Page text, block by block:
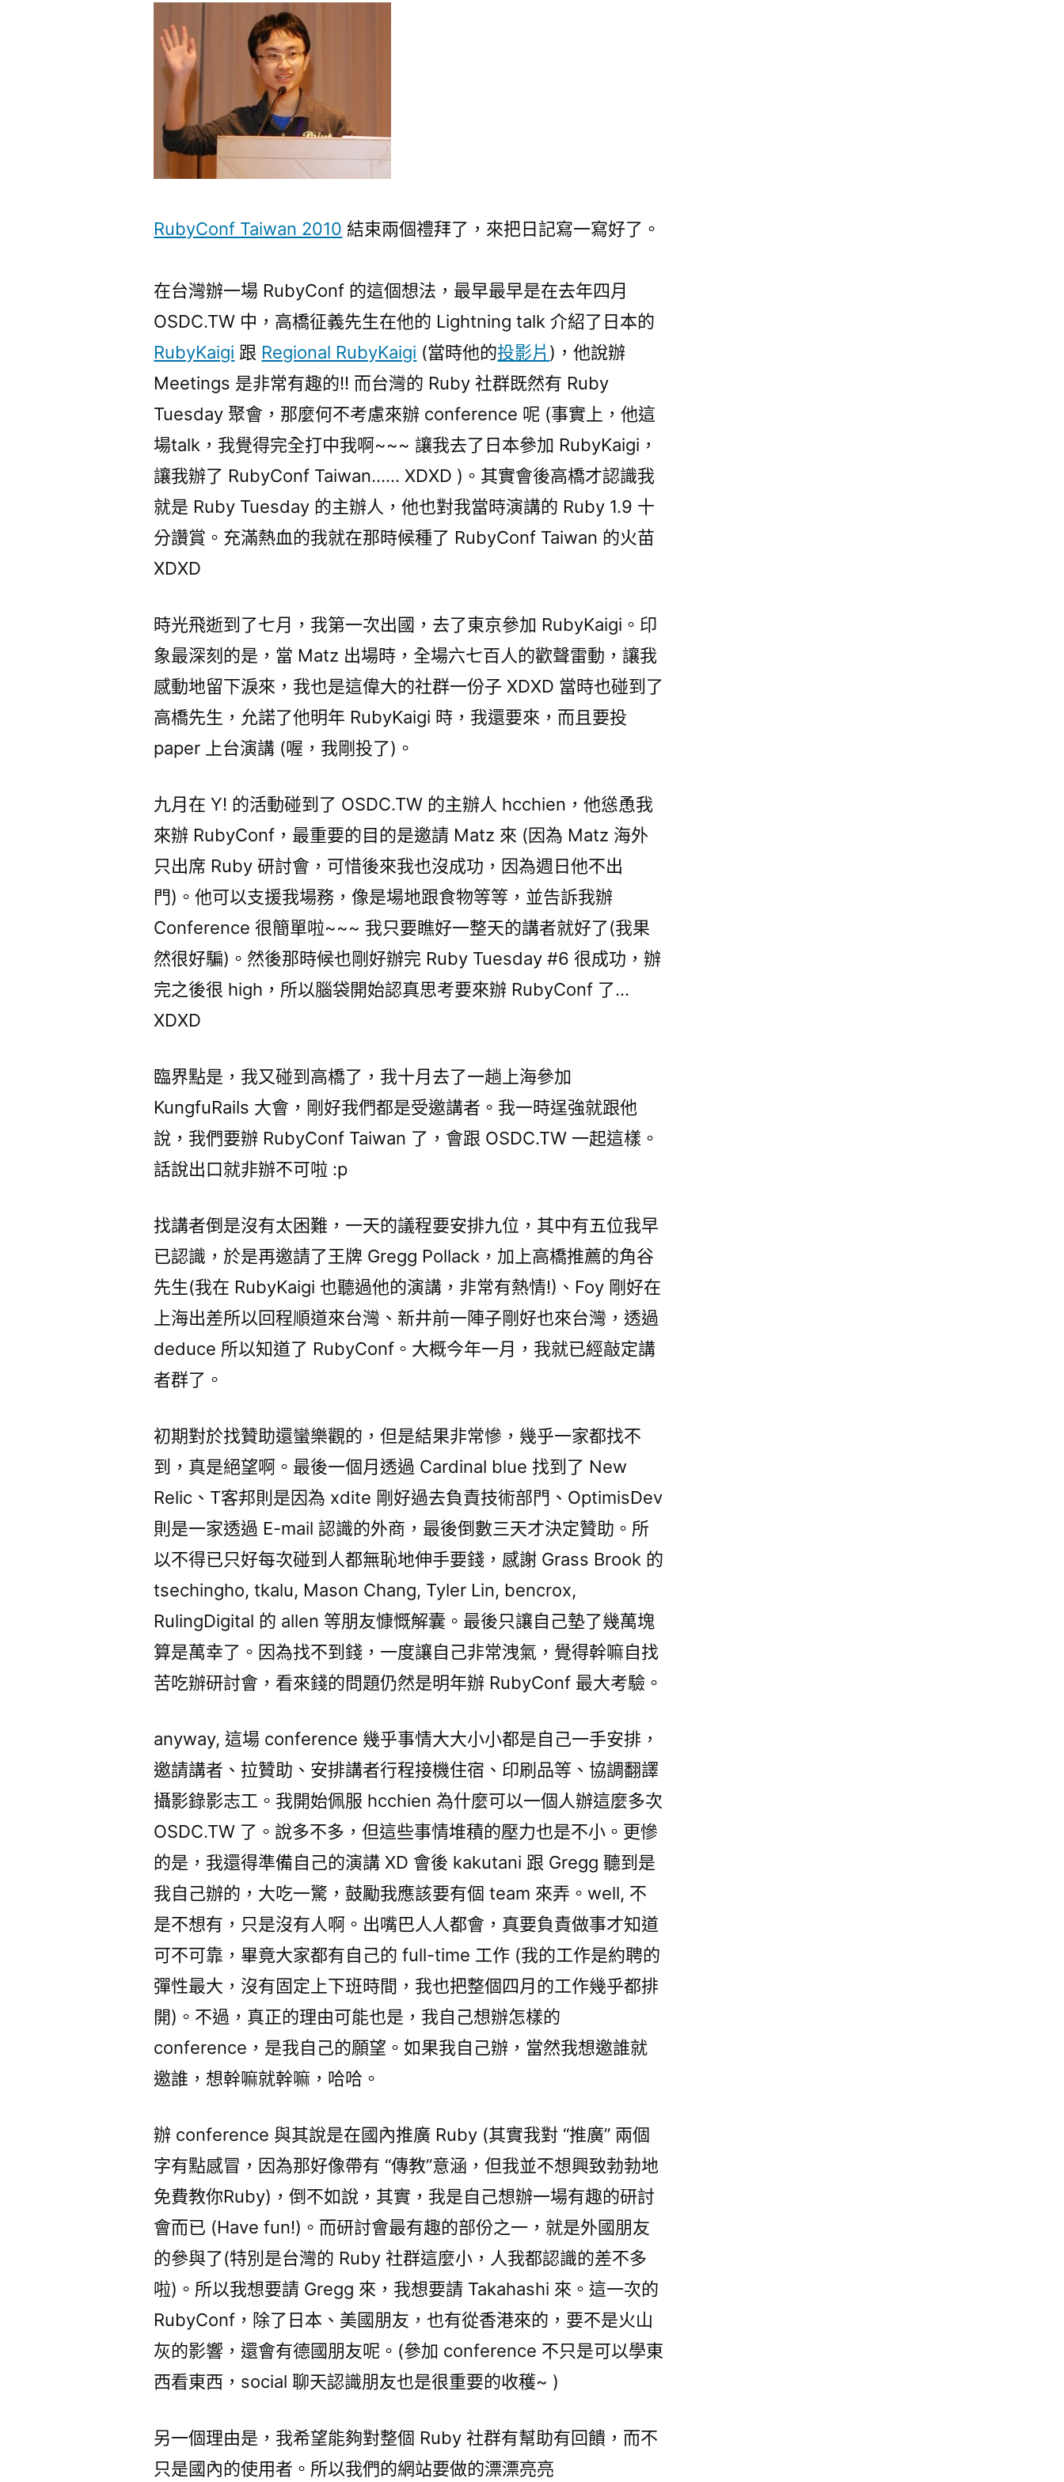
RubyConf Taiwan 2010 結束兩個禮拜了，來把日記寫一寫好了。
在台灣辦一場 RubyConf 的這個想法，最早最早是在去年四月
OSDC.TW 中，高橋征義先生在他的 Lightning talk 介紹了日本的
RubyKaigi 跟 Regional RubyKaigi (當時他的投影片 )，他說辦
Meetings 是非常有趣的!! 而台灣的 Ruby 社群既然有 Ruby
Tuesday 聚會，那麼何不考慮來辦 conference 呢 (事實上，他這
場talk，我覺得完全打中我啊~~~ 讓我去了日本參加 RubyKaigi，
讓我辦了 RubyConf Taiwan…… XDXD )。其實會後高橋才認識我
就是 Ruby Tuesday 的主辦人，他也對我當時演講的 Ruby 1.9 十
分讚賞。充滿熱血的我就在那時候種了 RubyConf Taiwan 的火苗
XDXD
時光飛逝到了七月，我第一次出國，去了東京參加 RubyKaigi。印
象最深刻的是，當 Matz 出場時，全場六七百人的歡聲雷動，讓我
感動地留下淚來，我也是這偉大的社群一份子 XDXD 當時也碰到了
高橋先生，允諾了他明年 RubyKaigi 時，我還要來，而且要投
paper 上台演講 (喔，我剛投了)。
九月在 Y! 的活動碰到了 OSDC.TW 的主辦人 hcchien，他慫恿我
來辦 RubyConf，最重要的目的是邀請 Matz 來 (因為 Matz 海外
只出席 Ruby 研討會，可惜後來我也沒成功，因為週日他不出
門)。他可以支援我場務，像是場地跟食物等等，並告訴我辦
Conference 很簡單啦~~~ 我只要瞧好一整天的講者就好了(我果
然很好騙)。然後那時候也剛好辦完 Ruby Tuesday #6 很成功，辦
完之後很 high，所以腦袋開始認真思考要來辦 RubyConf 了…
XDXD
臨界點是，我又碰到高橋了，我十月去了一趟上海參加
KungfuRails 大會，剛好我們都是受邀講者。我一時逞強就跟他
說，我們要辦 RubyConf Taiwan 了，會跟 OSDC.TW 一起這樣。
話說出口就非辦不可啦 :p
找講者倒是沒有太困難，一天的議程要安排九位，其中有五位我早
已認識，於是再邀請了王牌 Gregg Pollack，加上高橋推薦的角谷
先生(我在 RubyKaigi 也聽過他的演講，非常有熱情!)、Foy 剛好在
上海出差所以回程順道來台灣、新井前一陣子剛好也來台灣，透過
deduce 所以知道了 RubyConf。大概今年一月，我就已經敲定講
者群了。
初期對於找贊助還蠻樂觀的，但是結果非常慘，幾乎一家都找不
到，真是絕望啊。最後一個月透過 Cardinal blue 找到了 New
Relic、T客邦則是因為 xdite 剛好過去負責技術部門、OptimisDev
則是一家透過 E-mail 認識的外商，最後倒數三天才決定贊助。所
以不得已只好每次碰到人都無恥地伸手要錢，感謝 Grass Brook 的
tsechingho, tkalu, Mason Chang, Tyler Lin, bencrox,
RulingDigital 的 allen 等朋友慷慨解囊。最後只讓自己墊了幾萬塊
算是萬幸了。因為找不到錢，一度讓自己非常洩氣，覺得幹嘛自找
苦吃辦研討會，看來錢的問題仍然是明年辦 RubyConf 最大考驗。
anyway, 這場 conference 幾乎事情大大小小都是自己一手安排，
邀請講者、拉贊助、安排講者行程接機住宿、印刷品等、協調翻譯
攝影錄影志工。我開始佩服 hcchien 為什麼可以一個人辦這麼多次
OSDC.TW 了。說多不多，但這些事情堆積的壓力也是不小。更慘
的是，我還得準備自己的演講 XD 會後 kakutani 跟 Gregg 聽到是
我自己辦的，大吃一驚，鼓勵我應該要有個 team 來弄。well, 不
是不想有，只是沒有人啊。出嘴巴人人都會，真要負責做事才知道
可不可靠，畢竟大家都有自己的 full-time 工作 (我的工作是約聘的
彈性最大，沒有固定上下班時間，我也把整個四月的工作幾乎都排
開)。不過，真正的理由可能也是，我自己想辦怎樣的
conference，是我自己的願望。如果我自己辦，當然我想邀誰就
邀誰，想幹嘛就幹嘛，哈哈。
辦 conference 與其說是在國內推廣 Ruby (其實我對 “推廣” 兩個
字有點感冒，因為那好像帶有 “傳教”意涵，但我並不想興致勃勃地
免費教你Ruby)，倒不如說，其實，我是自己想辦一場有趣的研討
會而已 (Have fun!)。而研討會最有趣的部份之一，就是外國朋友
的參與了(特別是台灣的 Ruby 社群這麼小，人我都認識的差不多
啦)。所以我想要請 Gregg 來，我想要請 Takahashi 來。這一次的
RubyConf，除了日本、美國朋友，也有從香港來的，要不是火山
灰的影響，還會有德國朋友呢。(參加 conference 不只是可以學東
西看東西，social 聊天認識朋友也是很重要的收穫~ )
另一個理由是，我希望能夠對整個 Ruby 社群有幫助有回饋，而不
只是國內的使用者。所以我們的網站要做的漂漂亮亮